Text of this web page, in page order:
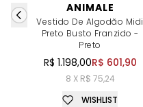
ANIMALE
Vestido De Algodão Midi
Preto Busto Franzido -
Preto
R$ 1.198,00R$ 601,90
8 X R$ 75,24
WISHLIST